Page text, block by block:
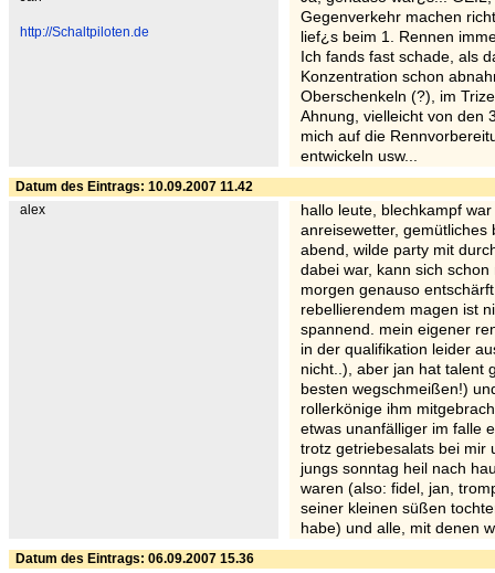
http://Schaltpiloten.de
Gegenverkehr machen
lief¿s beim 1. Rennen
Ich fands fast schade, als
Konzentration schon
Oberschenkeln (?), im
Ahnung, vielleicht von den
mich auf die
entwickeln usw...
Datum des Eintrags: 10.09.2007 11.42
alex
hallo leute, blechkampf
anreisewetter, gemütliches
abend, wilde party mit
dabei war, kann sich
morgen genauso
rebellierendem magen ist
spannend. mein eigener
in der qualifikation leider
nicht..), aber jan hat talent
besten wegschmeißen!)
rollerkönige ihm
etwas unanfälliger im falle
trotz getriebesalats bei mir
jungs sonntag heil nach
waren (also: fidel, jan,
seiner kleinen süßen
habe) und alle, mit denen
Datum des Eintrags: 06.09.2007 15.36